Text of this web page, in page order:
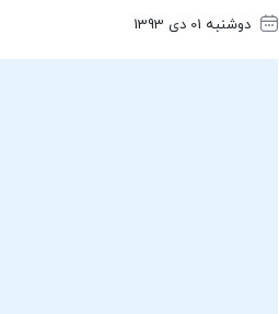
دوشنبه 01 دی 1393